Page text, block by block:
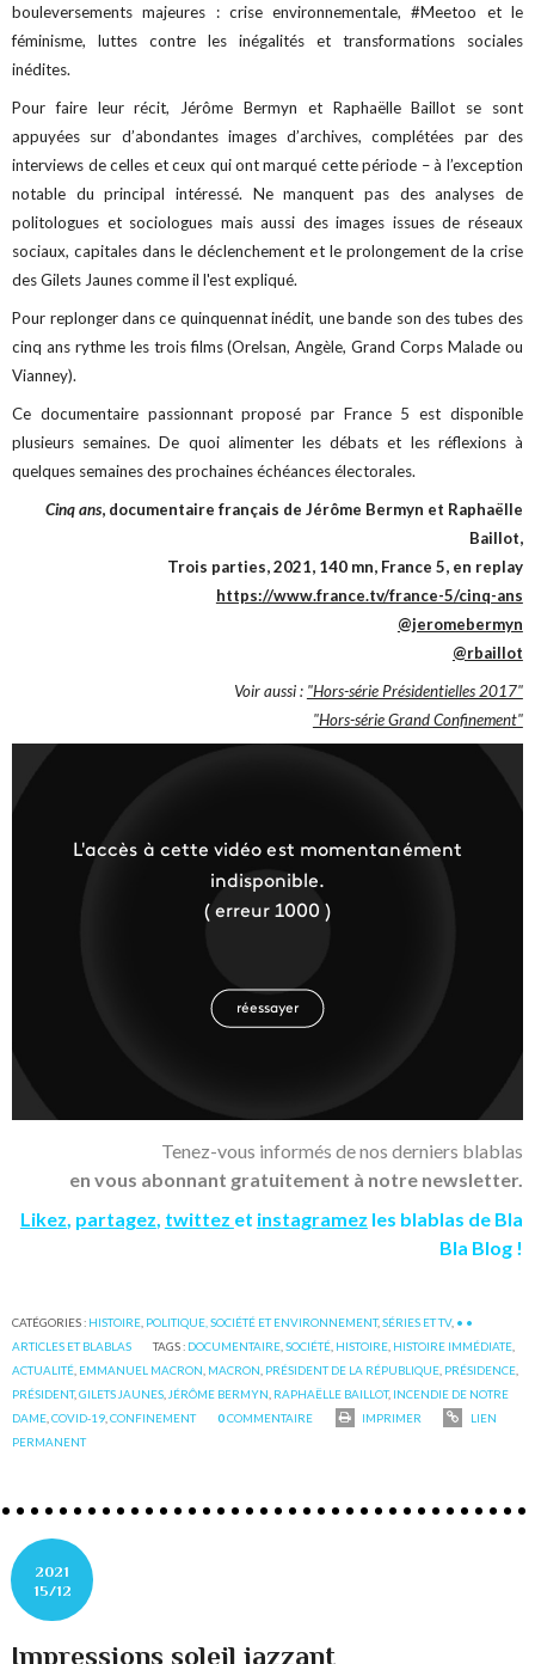
bouleversements majeures : crise environnementale, #Meetoo et le
féminisme, luttes contre les inégalités et transformations sociales
inédites.
Pour faire leur récit, Jérôme Bermyn et Raphaëlle Baillot se sont
appuyées sur d’abondantes images d’archives, complétées par des
interviews de celles et ceux qui ont marqué cette période – à l’exception
notable du principal intéressé. Ne manquent pas des analyses de
politologues et sociologues mais aussi des images issues de réseaux
sociaux, capitales dans le déclenchement et le prolongement de la crise
des Gilets Jaunes comme il l'est expliqué.
Pour replonger dans ce quinquennat inédit, une bande son des tubes des
cinq ans rythme les trois films (Orelsan, Angèle, Grand Corps Malade ou
Vianney).
Ce documentaire passionnant proposé par France 5 est disponible
plusieurs semaines. De quoi alimenter les débats et les réflexions à
quelques semaines des prochaines échéances électorales.
Cinq ans, documentaire français de Jérôme Bermyn et Raphaëlle
Baillot,
Trois parties, 2021, 140 mn, France 5, en replay
https://www.france.tv/france-5/cinq-ans
@jeromebermyn
@rbaillot
Voir aussi : "Hors-série Présidentielles 2017"
"Hors-série Grand Confinement"
Tenez-vous informés de nos derniers blablas
en vous abonnant gratuitement à notre newsletter.
Likez partagez twittez et instagramez les blablas de Bla
Bla Blog !
CATÉGORIES : HISTOIRE POLITIQUE, SOCIÉTÉ ET ENVIRONNEMENT,SÉRIES ET TV, • •
ARTICLES ET BLABLAS
TAGS : DOCUMENTAIRE ,SOCIÉTÉ HISTOIRE HISTOIRE IMMÉDIATE
ACTUALITÉ EMMANUEL MACRON MACRON PRÉSIDENT DE LA RÉPUBLIQUE PRÉSIDENCE
PRÉSIDENT,GILETS JAUNES JÉRÔME BERMYN RAPHAËLLE BAILLOT, INCENDIE DE NOTRE
DAME ,COVID-19 ,CONFINEMENT 0COMMENTAIRE IMPRIMER
LIEN
PERMANENT
2021
15/12
Impressions soleil jazzant